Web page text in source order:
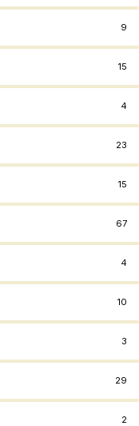
9
15
4
23
15
67
4
10
3
29
2